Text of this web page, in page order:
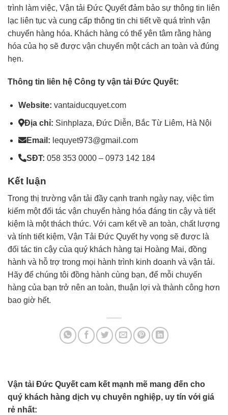
trình làm việc, Vận tải Đức Quyết đảm bảo sự thông tin liên
lạc liên tục và cung cấp thông tin chi tiết về quá trình vận
chuyển hàng hóa. Khách hàng có thể yên tâm rằng hàng
hóa của họ sẽ được vận chuyển một cách an toàn và đúng
hẹn.
Thông tin liên hệ Công ty vận tải Đức Quyết:
Website: vantaiducquyet.com
Địa chỉ: Sinhplaza, Đức Diễn, Bắc Từ Liêm, Hà Nội
Email: lequyet973@gmail.com
SĐT: 058 353 0000 – 0973 142 184
Kết luận
Trong thị trường vận tải đầy cạnh tranh ngày nay, việc tìm
kiếm một đối tác vận chuyển hàng hóa đáng tin cậy và tiết
kiệm là một thách thức. Với cam kết về an toàn, chất lượng
và tính tiết kiệm, Vận Tải Đức Quyết hy vọng sẽ được là
đối tác tin cậy của quý khách hàng tại Hoàng Mai, đồng
hành và hỗ trợ trong mọi hành trình kinh doanh và vận tải.
Hãy để chúng tôi đồng hành cùng bạn, để mỗi chuyến
hàng của bạn trở nên an toàn, thuận lợi và thành công hơn
bao giờ hết.
Vận tải Đức Quyết cam kết mạnh mẽ mang đến cho
quý khách hàng dịch vụ chuyên nghiệp, uy tín với giá
rẻ nhất: